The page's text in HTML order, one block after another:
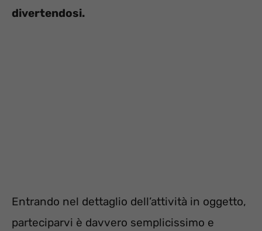
divertendosi.
Entrando nel dettaglio dell’attività in oggetto,
parteciparvi è davvero semplicissimo e